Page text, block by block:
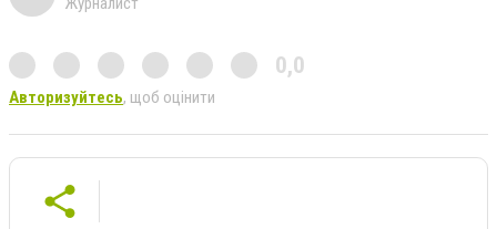
0,0
Авторизуйтесь, щоб оцінити